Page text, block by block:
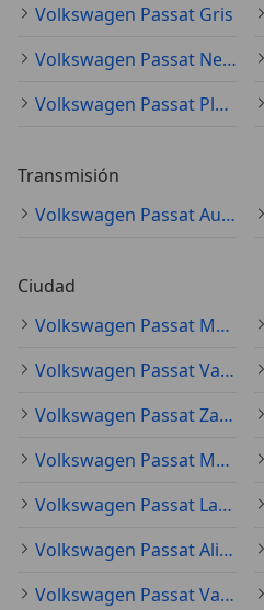
Volkswagen Passat Gris
Volkswagen Passat Negro
Volkswagen Passat Plateado
Transmisión
Volkswagen Passat Automático
Ciudad
Volkswagen Passat Madrid
Volkswagen Passat Valencia
Volkswagen Passat Zaragoza
Volkswagen Passat Murcia
Volkswagen Passat Las Palmas de Gran Canaria
Volkswagen Passat Alicante
Volkswagen Passat Valladolid